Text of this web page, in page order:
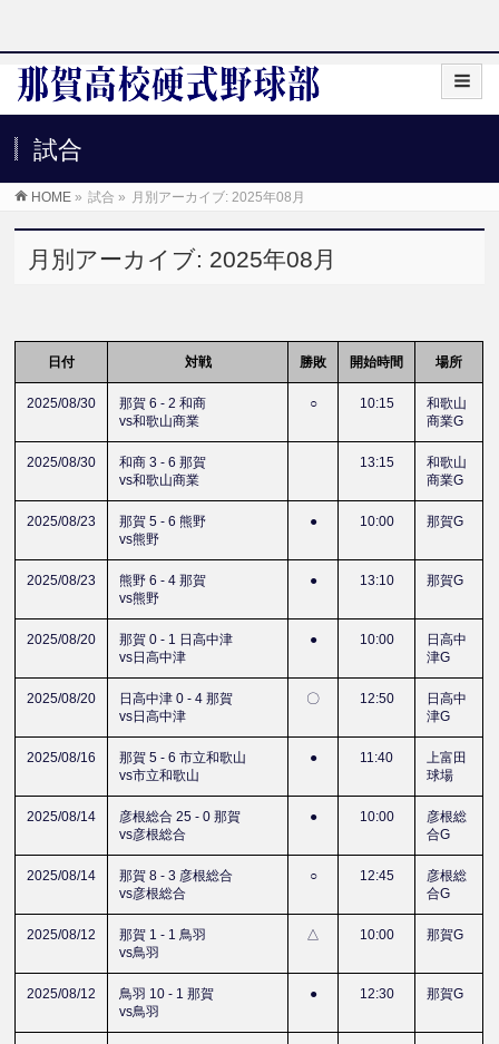
試合
HOME » 試合 » 月別アーカイブ: 2025年08月
月別アーカイブ: 2025年08月
日付 対戦 勝敗 開始時間 場所
2025/08/30
那賀 6 - 2 和商
vs和歌山商業
○ 10:15
和歌山
商業G
2025/08/30
和商 3 - 6 那賀
vs和歌山商業
13:15
和歌山
商業G
2025/08/23
那賀 5 - 6 熊野
vs熊野
● 10:00 那賀G
2025/08/23
熊野 6 - 4 那賀
vs熊野
● 13:10 那賀G
2025/08/20
那賀 0 - 1 日高中津
vs日高中津
● 10:00
日高中
津G
2025/08/20
日高中津 0 - 4 那賀
vs日高中津
〇 12:50
日高中
津G
2025/08/16
那賀 5 - 6 市立和歌山
vs市立和歌山
● 11:40
上富田
球場
2025/08/14
彦根総合 25 - 0 那賀
vs彦根総合
● 10:00
彦根総
合G
2025/08/14
那賀 8 - 3 彦根総合
vs彦根総合
○ 12:45
彦根総
合G
2025/08/12
那賀 1 - 1 鳥羽
vs鳥羽
△ 10:00 那賀G
2025/08/12
鳥羽 10 - 1 那賀
vs鳥羽
● 12:30 那賀G